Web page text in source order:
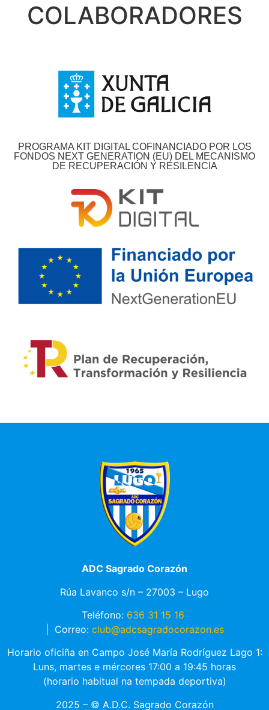
COLABORADORES
PROGRAMA KIT DIGITAL COFINANCIADO POR LOS
FONDOS NEXT GENERATION (EU) DEL MECANISMO
DE RECUPERACIÓN Y RESILENCIA
ADC Sagrado Corazón
Rúa Lavanco s/n – 27003 – Lugo
Teléfono: 636 31 15 16
Correo: club@adcsagradocorazon.es
Horario oficiña en Campo José María Rodríguez Lago 1:
Luns, martes e mércores 17:00 a 19:45 horas
(horario habitual na tempada deportiva)
2025 – © A.D.C. Sagrado Corazón